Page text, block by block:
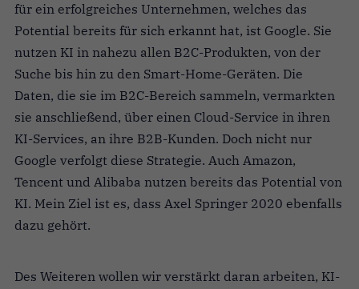
für ein erfolgreiches Unternehmen, welches das
Potential bereits für sich erkannt hat, ist Google. Sie
nutzen KI in nahezu allen B2C-Produkten, von der
Suche bis hin zu den Smart-Home-Geräten. Die
Daten, die sie im B2C-Bereich sammeln, vermarkten
sie anschließend, über einen Cloud-Service in ihren
KI-Services, an ihre B2B-Kunden. Doch nicht nur
Google verfolgt diese Strategie. Auch Amazon,
Tencent und Alibaba nutzen bereits das Potential von
KI. Mein Ziel ist es, dass Axel Springer 2020 ebenfalls
dazu gehört.
Des Weiteren wollen wir verstärkt daran arbeiten, KI-